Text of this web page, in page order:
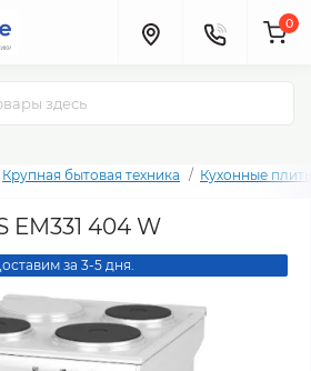
0
Крупная бытовая техника Кухонные
EM331 404 W
за 3-5 дня.